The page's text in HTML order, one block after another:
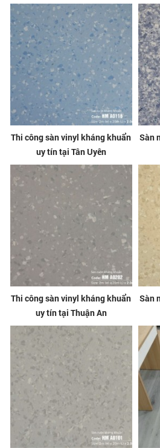
Thi công sàn vinyl kháng khuẩn
uy tín tại Tân Uyên
Sàn
Thi công sàn vinyl kháng khuẩn
uy tín tại Thuận An
Sàn